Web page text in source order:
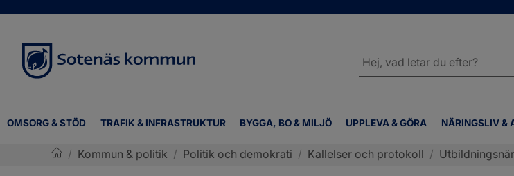
OMSORG & STÖD TRAFIK & INFRASTRUKTUR BYGGA, BO & MILJÖ UPPLEVA & GÖRA NÄRINGSLIV &
webbplatsen
/ Kommun & politik / Politik och demokrati / Kallelser och protokoll /